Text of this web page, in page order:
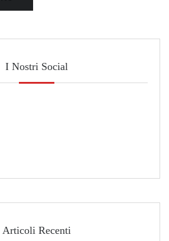
I Nostri Social
Articoli Recenti